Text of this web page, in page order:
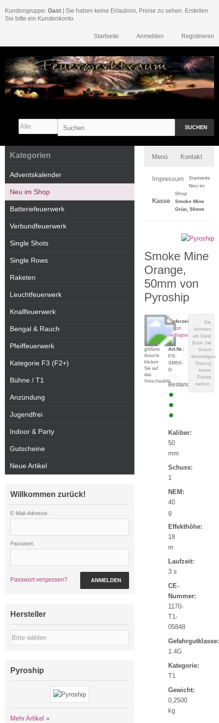
Kundengruppe: Gast | Sie haben keine Erlaubnis, Preise zu sehen. Erstellen
Sie bitte ein Kundenkonto.
Registrieren
Anmelden
Startseite
SUCHEN
Menü Kontakt
Impressum
Kasse
Startseite
Neu im
Shop
Smoke Mine
Grün, 50mm
Smoke Mine
Orange,
50mm von
Pyroship
Für eine
größere
Ansicht
klicken
Sie auf
das
Vorschaubild
Sie
können
als Gast
(bzw. mit
Ihrem
derzeitigen
Status)
keine
Preise
sehen.
Lieferzeit:
sofort
verfügbar
Art.Nr.:
PS-
SM50-
G
Bestand:
Kaliber:
50
mm
Schuss:
1
NEM:
40
g
Effekthöhe:
18
m
Laufzeit:
3 s
CE-
Nummer:
1170-
T1-
05848
Gefahrgutklasse:
1.4G
Kategorie:
T1
Gewicht:
0,2500
kg
Kategorien
Adventskalender
Neu im Shop
Batteriefeuerwerk
Verbundfeuerwerk
Single Shots
Single Rows
Raketen
Leuchtfeuerwerk
Knallfeuerwerk
Bengal & Rauch
Pfeiffeuerwerk
Kategorie F3 (F2+)
Bühne / T1
Anzündung
Jugendfrei
Indoor & Party
Gutscheine
Neue Artikel
Willkommen zurück!
E-Mail-Adresse:
Passwort:
Passwort vergessen? ANMELDEN
Hersteller
Pyroship
Mehr Artikel »